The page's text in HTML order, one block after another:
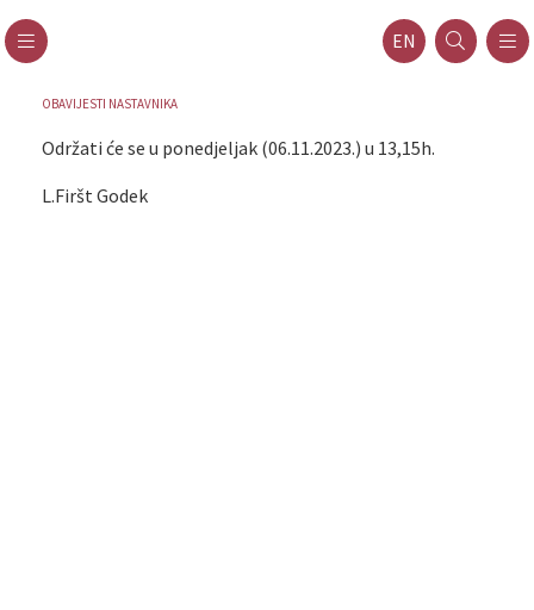
EN
OBAVIJESTI NASTAVNIKA
Održati će se u ponedjeljak (06.11.2023.) u 13,15h.
L.Firšt Godek